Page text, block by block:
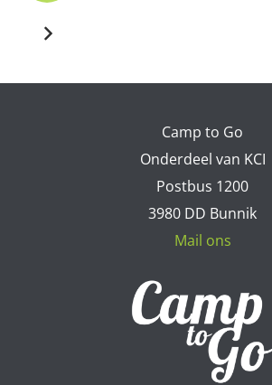
Camp to Go
Onderdeel van KCI
Postbus 1200
3980 DD Bunnik
Mail ons